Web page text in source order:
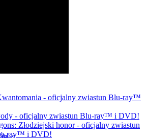
- oficjalny zwiastun Blu-ray™
- oficjalny zwiastun Blu-ray™ i DVD!
Złodziejski honor - oficjalny zwiastun
ray™ i DVD!
»